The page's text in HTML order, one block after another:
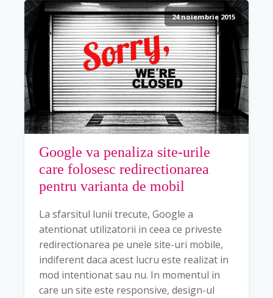
24 noiembrie 2015
Google va penaliza site-urile
care folosesc redirectionarea
pentru varianta de mobil
La sfarsitul lunii trecute, Google a
atentionat utilizatorii in ceea ce priveste
redirectionarea pe unele site-uri mobile,
indiferent daca acest lucru este realizat in
mod intentionat sau nu. In momentul in
care un site este responsive, design-ul